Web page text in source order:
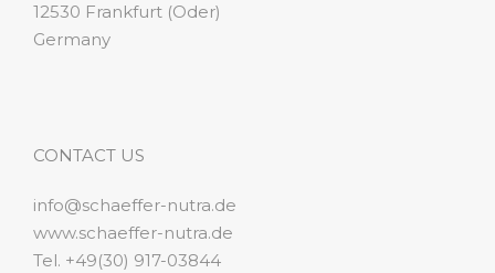
12530 Frankfurt (Oder)
Germany
CONTACT US
info@schaeffer-nutra.de
www.schaeffer-nutra.de
Tel. +49(30) 917-03844